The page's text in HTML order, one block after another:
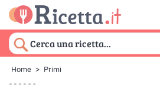
Home > Primi